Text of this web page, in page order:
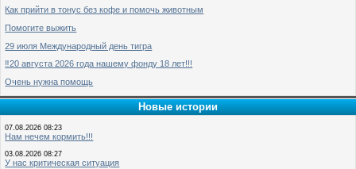
Как прийти в тонус без кофе и помочь животным
Помогите выжить
29 июля Международный день тигра
‼️20 августа 2026 года нашему фонду 18 лет!!!
Очень нужна помощь
Новые истории
07.08.2026 08:23
Нам нечем кормить!!!
03.08.2026 08:27
У нас критическая ситуация